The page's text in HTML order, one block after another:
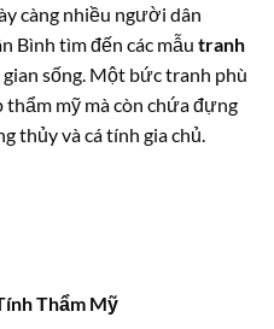
càng nhiều người dân
Bình tìm đến các mẫu tranh
sống. Một bức tranh phù
mỹ mà còn chứa đựng
thủy và cá tính gia chủ.
Thẩm Mỹ